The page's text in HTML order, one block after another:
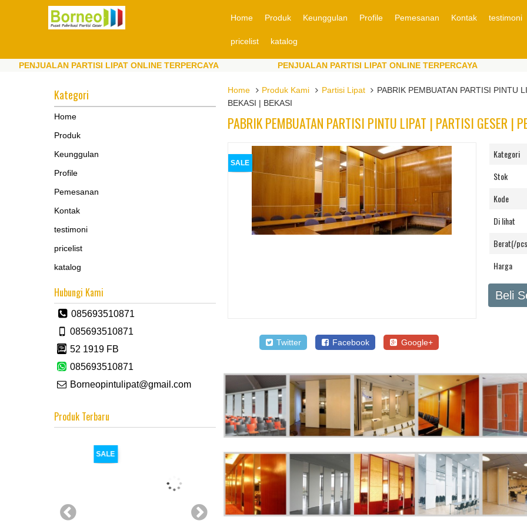
Home Produk Keunggulan Profile Pemesanan Kontak testimoni
pricelist katalog
PARTISI LIPAT ONLINE TERPERCAYA PENJUALAN PARTISI LIPAT ONLINE TERPERCAYA
Home
Produk Kami Partisi Lipat
PABRIK PEMBUATAN PARTISI PINTU
BEKASI | BEKASI
PABRIK PEMBUATAN PARTISI PINTU LIPAT | PARTISI GESER |
SALE
Twitter Facebook Google+
Kategori
Stok
Kode
Di lihat
Berat(/
Harga
Beli
Kategori
Home
Produk
Keunggulan
Profile
Pemesanan
Kontak
testimoni
pricelist
katalog
Hubungi Kami
085693510871
085693510871
52 1919 FB
085693510871
Borneopintulipat@gmail.com
Produk Terbaru
SALE SALE